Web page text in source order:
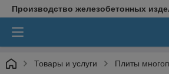
Производство железобетонных
Товары и услуги Плиты